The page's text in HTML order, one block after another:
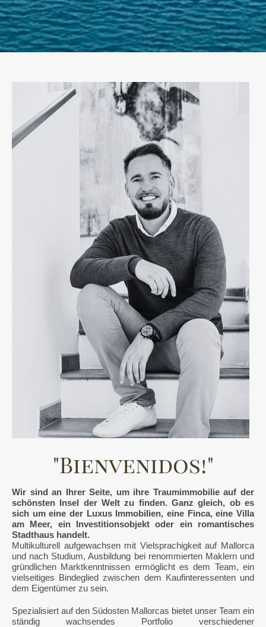
"Bienvenidos!"
Wir sind an Ihrer Seite, um ihre Traumimmobilie auf der
schönsten Insel der Welt zu finden. Ganz gleich, ob es
sich um eine der Luxus Immobilien, eine Finca, eine Villa
am Meer, ein Investitionsobjekt oder ein romantisches
Stadthaus handelt.
Multikulturell aufgewachsen mit Vielsprachigkeit auf Mallorca
und nach Studium, Ausbildung bei renommierten Maklern und
gründlichen Marktkenntnissen ermöglicht es dem Team, ein
vielseitiges Bindeglied zwischen dem Kaufinteressenten und
dem Eigentümer zu sein.
Spezialisiert auf den Südosten Mallorcas bietet unser Team ein
ständig wachsendes Portfolio verschiedener